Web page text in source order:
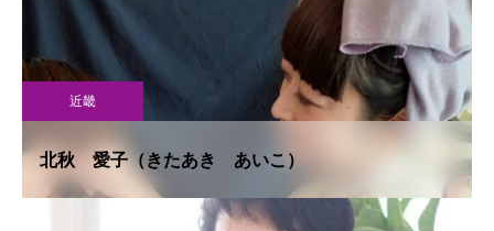
近畿
北秋 愛子（きたあき あいこ）